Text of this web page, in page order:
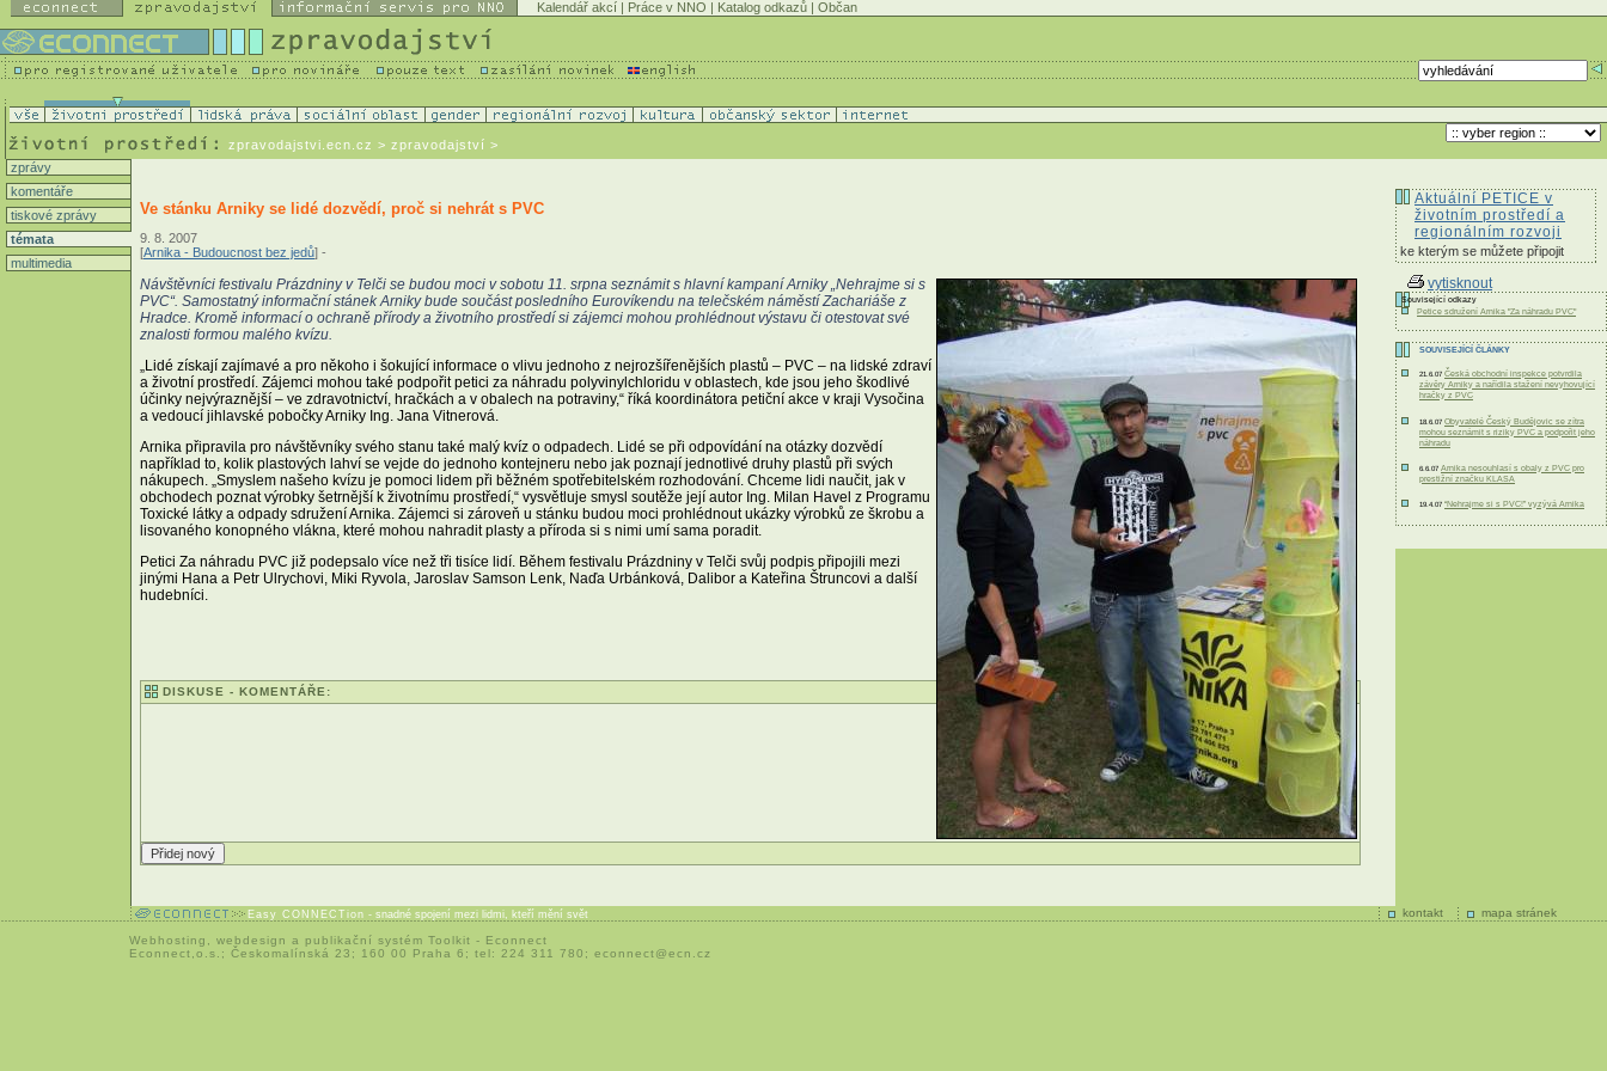
Kalendář akcí | Práce v NNO | Katalog odkazů | Občan
zpravodajstvi.ecn.cz > zpravodajství >
zprávy
komentáře
tiskové zprávy
témata
multimedia
Ve stánku Arniky se lidé dozvědí, proč si nehrát s PVC
9. 8. 2007
[Arnika - Budoucnost bez jedů] -
Návštěvníci festivalu Prázdniny v Telči se budou moci v sobotu 11. srpna seznámit s hlavní kampaní Arniky „Nehrajme si s
PVC“. Samostatný informační stánek Arniky bude součást posledního Eurovíkendu na telečském náměstí Zachariáše z
Hradce. Kromě informací o ochraně přírody a životního prostředí si zájemci mohou prohlédnout výstavu či otestovat své
znalosti formou malého kvízu.
„Lidé získají zajímavé a pro někoho i šokující informace o vlivu jednoho z nejrozšířenějších plastů – PVC – na lidské zdraví
a životní prostředí. Zájemci mohou také podpořit petici za náhradu polyvinylchloridu v oblastech, kde jsou jeho škodlivé
účinky nejvýraznější – ve zdravotnictví, hračkách a v obalech na potraviny,“ říká koordinátora petiční akce v kraji Vysočina
a vedoucí jihlavské pobočky Arniky Ing. Jana Vitnerová.
Arnika připravila pro návštěvníky svého stanu také malý kvíz o odpadech. Lidé se při odpovídání na otázky dozvědí
například to, kolik plastových lahví se vejde do jednoho kontejneru nebo jak poznají jednotlivé druhy plastů při svých
nákupech. „Smyslem našeho kvízu je pomoci lidem při běžném spotřebitelském rozhodování. Chceme lidi naučit, jak v
obchodech poznat výrobky šetrnější k životnímu prostředí,“ vysvětluje smysl soutěže její autor Ing. Milan Havel z Programu
Toxické látky a odpady sdružení Arnika. Zájemci si zároveň u stánku budou moci prohlédnout ukázky výrobků ze škrobu a
lisovaného konopného vlákna, které mohou nahradit plasty a příroda si s nimi umí sama poradit.
Petici Za náhradu PVC již podepsalo více než tři tisíce lidí. Během festivalu Prázdniny v Telči svůj podpis připojili mezi
jinými Hana a Petr Ulrychovi, Miki Ryvola, Jaroslav Samson Lenk, Naďa Urbánková, Dalibor a Kateřina Štruncovi a další
hudebníci.
DISKUSE - KOMENTÁŘE:
Aktuální PETICE v
životním prostředí a
regionálním rozvoji
ke kterým se můžete připojit
vytisknout
Související odkazy
Petice sdružení Arnika "Za náhradu PVC"
SOUVISEJÍCÍ ČLÁNKY
21.6.07 Česká obchodní inspekce potvrdila
závěry Arniky a nařídila stažení nevyhovující
hračky z PVC
18.6.07 Obyvatelé Český Budějovic se zítra
mohou seznámit s riziky PVC a podpořit jeho
náhradu
6.6.07 Arnika nesouhlasí s obaly z PVC pro
prestižní značku KLASA
19.4.07 “Nehrajme si s PVC!” vyzývá Arnika
kontakt mapa stránek
Easy CONNECTion - snadné spojení mezi lidmi, kteří mění svět
Webhosting webdesign a publikační systém Toolkit - Econnect
Econnect,o.s.; Českomalínská 23; 160 00 Praha 6; tel: 224 311 780; econnect@ecn.cz